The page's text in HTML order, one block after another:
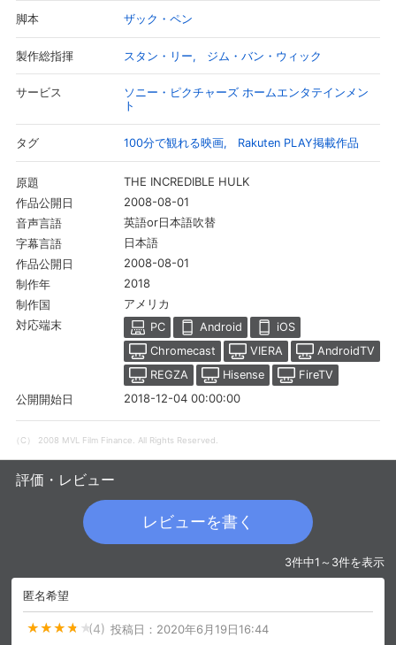
基本情報、本人連絡先、パスワード 、クレ
決済方法変更 決済方法の変更が可能です。
脚本 ザック・ペン
製作総指揮 スタン・リー ジム・バン・ウィック
サービス
ソニー・ピクチャーズ ホームエンタテインメン
ト
タグ 100分で観れる映画 Rakuten PLAY掲載作品
原題 THE INCREDIBLE HULK
作品公開日 2008-08-01
音声言語 英語or日本語吹替
字幕言語 日本語
作品公開日 2008-08-01
制作年 2018
制作国 アメリカ
対応端末 PC Android
iOS
Chromecast
VIERA
AndroidTV
REGZA
Hisense
FireTV
公開開始日
2018-12-04 00:00:00
（C） 2008 MVL Film Finance. All Rights Reserved.
評価・レビュー
レビューを書く
3件中1～3件を表示
匿名希望
(4) 投稿日： 2020年6月19日16:44